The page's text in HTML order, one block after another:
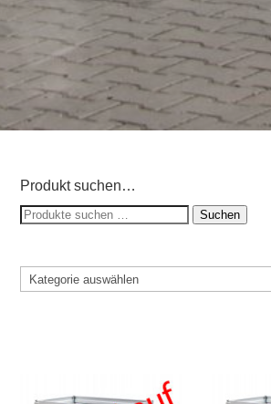
Produkt suchen…
Suchen
Suchen
Kategorie
auswählen